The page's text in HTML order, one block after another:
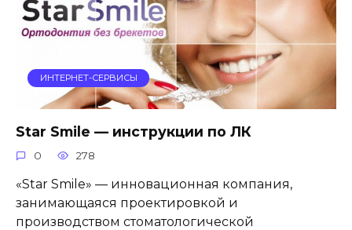
ИНТЕРНЕТ-СЕРВИСЫ
Star Smile — инструкции по ЛК
0 278
«Star Smile» — инновационная компания,
занимающаяся проектировкой и
производством стоматологической